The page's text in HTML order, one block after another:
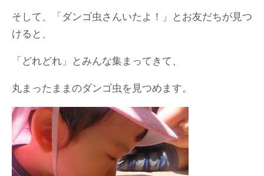
そして、「ダンゴ虫さんいたよ！」とお友だちが見つ
けると、
「どれどれ」とみんな集まってきて、
丸まったままのダンゴ虫を見つめます。